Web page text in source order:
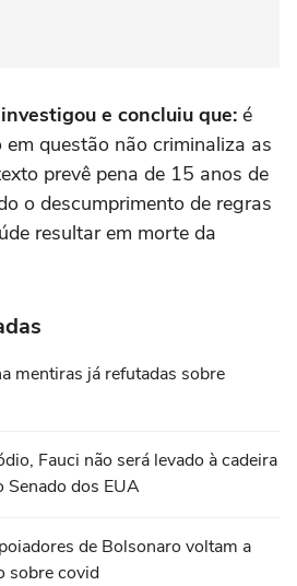
e concluiu que: é
questão não criminaliza as
prevê pena de 15 anos de
o descumprimento de regras
resultar em morte da
mentiras já refutadas sobre
Fauci não será levado à cadeira
Senado dos EUA
de Bolsonaro voltam a
sobre covid